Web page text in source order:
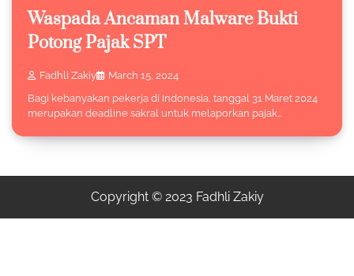
Waspada Ancaman Malware Bukti
Potong Pajak SPT
Fadhli Zakiy
March 15, 2024
Bagi kebanyakan pekerja di Indonesia, tanggal 31 Maret 2024
merupakan deadline sakral untuk melaporkan pajak…